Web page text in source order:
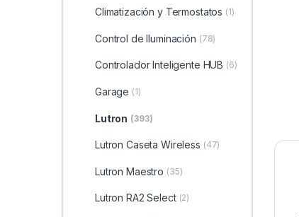
Climatización y Termostatos (1)
Control de Iluminación (78)
Controlador Inteligente HUB (6)
Garage (1)
Lutron (393)
Lutron Caseta Wireless (47)
Lutron Maestro (35)
Lutron RA2 Select (2)